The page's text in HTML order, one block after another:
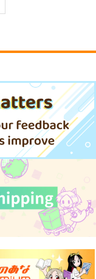
LACKGAKIBOX2025
珈琲紳士の部屋
3,144円（税込）
Fate/Grand Order
藤堂平助
岡田以蔵
サンプル
カート
した～ 33
770円（税込）
サンプル
作品詳細